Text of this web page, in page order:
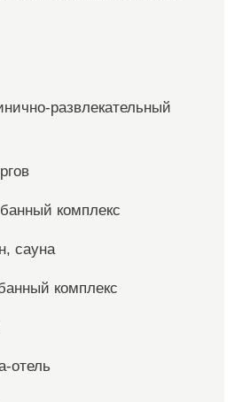
развлекательный
комплекс
сауна
комплекс
отель